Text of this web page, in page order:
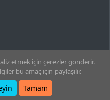
etmek için çerezler gönderir.
bu amaç için paylaşılır.
Tamam